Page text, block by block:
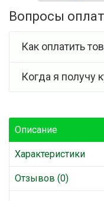
Вопросы
Как оплатить
Когда я получу
Описание
Характеристики
Отзывов (0)